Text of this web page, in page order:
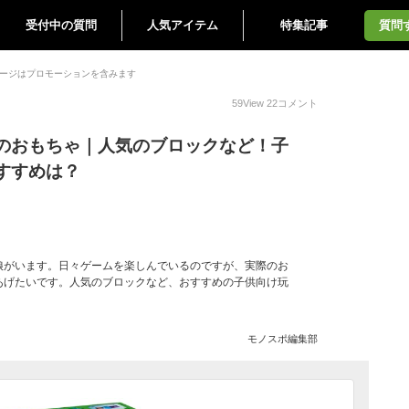
受付中の質問 人気アイテム 特集記事 質問
ジはプロモーションを含みます
59View 22コメント
おもちゃ｜人気のブロックなど！子
すめは？
います。日々ゲームを楽しんでいるのですが、実際のお
たいです。人気のブロックなど、おすすめの子供向け玩
モノスポ編集部